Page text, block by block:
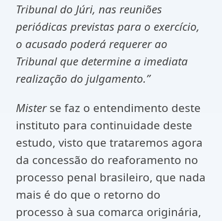
Tribunal do Júri, nas reuniões
periódicas previstas para o exercício,
o acusado poderá requerer ao
Tribunal que determine a imediata
realização do julgamento.”
Misterse faz o entendimento deste
instituto para continuidade deste
estudo, visto que trataremos agora
da concessão do reaforamento no
processo penal brasileiro, que nada
mais é do que o retorno do
processo à sua comarca originária,